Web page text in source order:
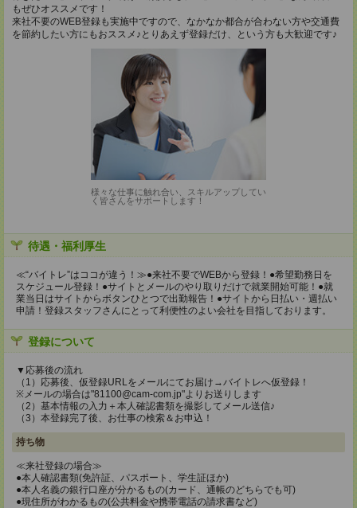
もぜひオススメです！
来社不要のWEB登録も実施中ですので、なかなか都合が合わない方や交通費
を節約したい方にもおススメ♪とりあえず登録だけ、という方も大歓迎です♪
様々な仕事に触れ合い、スキルアップしてい
く皆さんをサポートします！
待遇・福利厚生
≪“バイトレ”はココが違う！≫●来社不要でWEBから登録！●希望勤務日を
スケジュール登録！●サイトとメールのやり取りだけで就業開始可能！●就
業当日はサイトからボタンひとつで出勤報告！●サイトから日払い・週払い
申請！登録スタッフさんにとって利便性のよい会社を目指しております。
登録について
▼応募後の流れ
（1）応募後、仮登録URLをメールにてお届け→バイトレへ仮登録！
※メールの場合は"81100@cam-com.jp"よりお送りします
（2）基本情報の入力＋本人確認書類を撮影してメール送信♪
（3）本登録完了後、お仕事の検索＆お申込！
持ち物
≪来社登録の場合≫
●本人確認書類(免許証、パスポート、学生証ほか)
●本人名義の銀行口座が分かるもの(カード、通帳のどちらでも可)
●現住所がわかるもの(公共料金や携帯電話の請求書など)